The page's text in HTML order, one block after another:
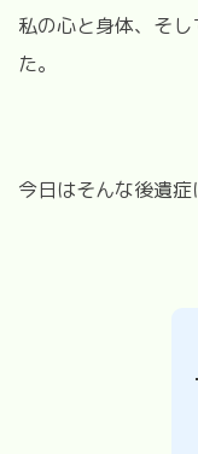
私の心と身体、そ
た。
今日はそんな後遺症